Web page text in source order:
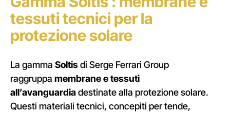
tessuti tecnici per la
protezione solare
La gamma Soltisdi Serge Ferrari Group
raggruppa membrane e tessuti
all’avanguardiadestinate alla protezione solare.
Questi materiali tecnici, concepiti per tende,